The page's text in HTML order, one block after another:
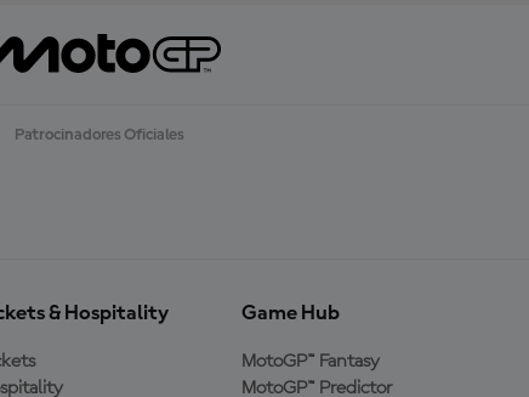
Patrocinadores Oficiales
& Hospitality Game Hub
MotoGP™ Fantasy
MotoGP™ Predictor